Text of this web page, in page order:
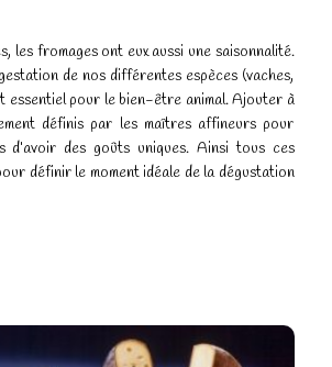
les fromages ont eux aussi une saisonnalité.
de nos différentes espèces (vaches,
essentiel pour le bien-être animal. Ajouter à
définis par les maîtres affineurs pour
d’avoir des goûts uniques. Ainsi tous ces
définir le moment idéale de la dégustation